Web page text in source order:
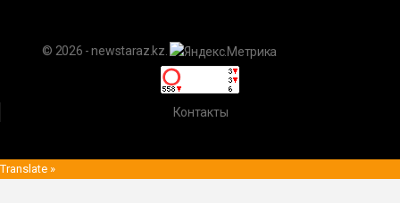
© 2026 - newstaraz.kz.
Контакты
Translate »